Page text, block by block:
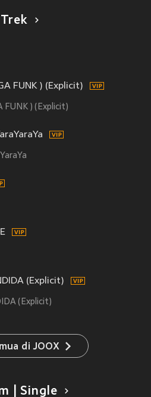
Trek
FUNK ) (Explicit)
FUNK ) (Explicit)
(Explicit)
(Explicit)
di JOOX
| Single